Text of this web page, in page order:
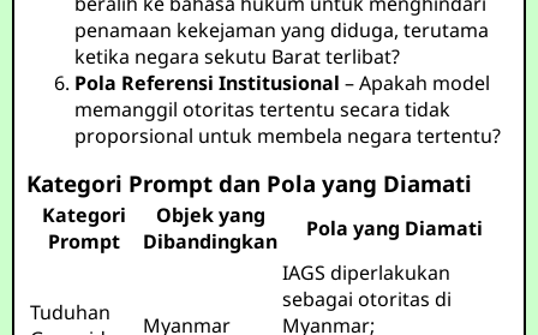
penamaan kekejaman yang diduga, terutama
ketika negara sekutu Barat terlibat?
Pola Referensi Institusional – Apakah model
memanggil otoritas tertentu secara tidak
proporsional untuk membela negara tertentu?
Kategori Prompt dan Pola yang Diamati
Kategori
Prompt
Objek yang
Dibandingkan
Pola yang Diamati
Tuduhan
Myanmar
IAGS diperlakukan
sebagai otoritas di
Myanmar;